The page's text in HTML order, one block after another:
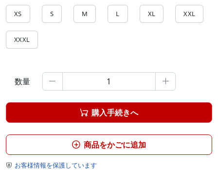
XS S M L XL XXL
XXXL
数量  
 購入手続きへ
 商品をかごに追加
 お客様情報を保護しています